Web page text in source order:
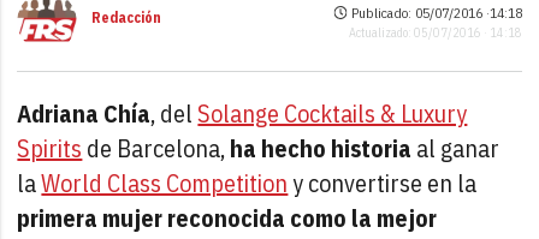
Redacción Publicado: 05/07/2016 ·14:18
Actualizado: 05/07/2016 · 14:18
Adriana Chía, delSolange Cocktails & Luxury
Spirits de Barcelona,ha hecho historia al ganar
laWorld Class Competitiony convertirse en la
primera mujer reconocida como la mejor